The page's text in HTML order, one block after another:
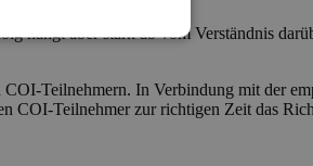
hängt aber stark ab vom Verständnis
Teilnehmern. In Verbindung mit der
COI-Teilnehmer zur richtigen Zeit das